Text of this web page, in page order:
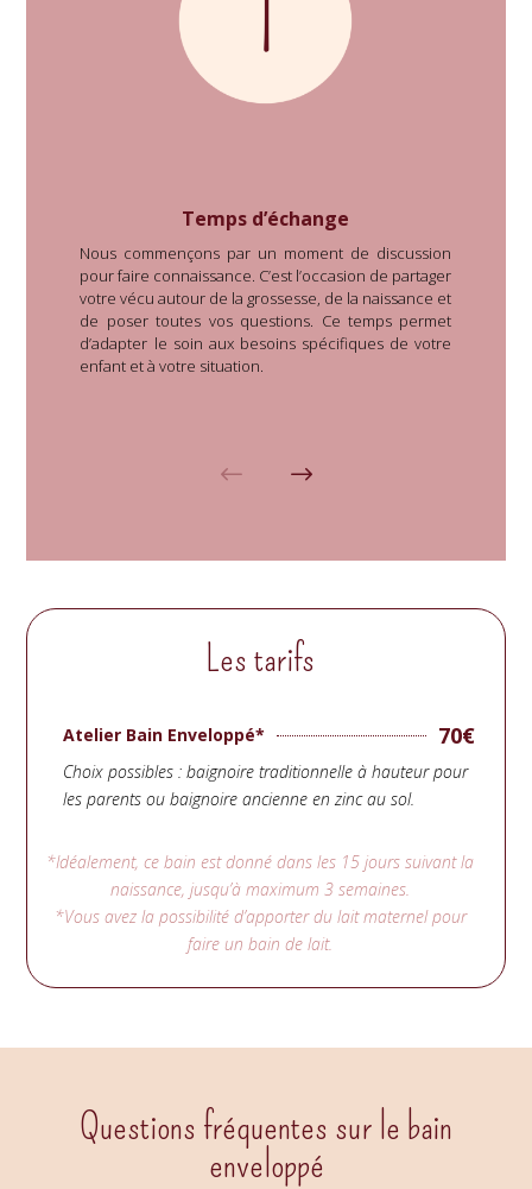
Temps d’échange
Nous commençons par un moment de discussion
pour faire connaissance. C’est l’occasion de partager
votre vécu autour de la grossesse, de la naissance et
de poser toutes vos questions. Ce temps permet
d’adapter le soin aux besoins spécifiques de votre
enfant et à votre situation.
Les tarifs
Atelier Bain Enveloppé* €
70
Choix possibles : baignoire traditionnelle à hauteur pour
les parents ou baignoire ancienne en zinc au sol.
*Idéalement, ce bain est donné dans les 15 jours suivant la
naissance, jusqu’à maximum 3 semaines.
*Vous avez la possibilité d’apporter du lait maternel pour
faire un bain de lait.
Questions fréquentes sur le bain
enveloppé